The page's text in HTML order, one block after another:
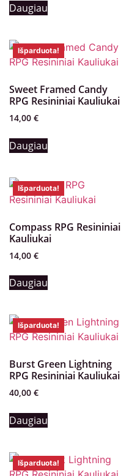
Daugiau
Išparduota!
Sweet Framed Candy
RPG Resininiai Kauliukai
14,00 €
Daugiau
Išparduota!
Compass RPG Resininiai
Kauliukai
14,00 €
Daugiau
Išparduota!
Burst Green Lightning
RPG Resininiai Kauliukai
40,00 €
Daugiau
Išparduota!